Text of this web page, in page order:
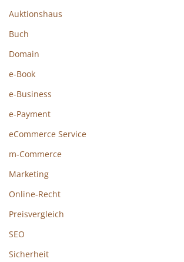
Auktionshaus
Buch
Domain
e-Book
e-Business
e-Payment
eCommerce Service
m-Commerce
Marketing
Online-Recht
Preisvergleich
SEO
Sicherheit